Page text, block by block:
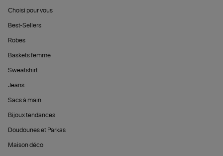
Choisi pour vous
Best-Sellers
Robes
Baskets femme
Sweatshirt
Jeans
Sacs à main
Bijoux tendances
Doudounes et Parkas
Maison déco